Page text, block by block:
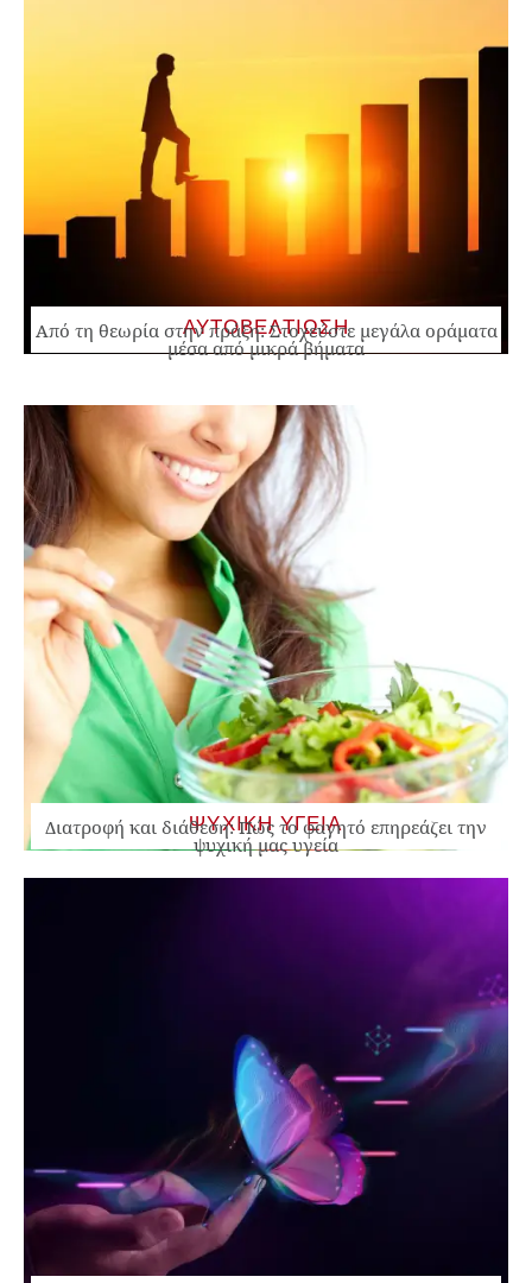
ΑΥΤΟΒΕΛΤΙΩΣΗ
Από τη θεωρία στην πράξη: Στοχεύστε μεγάλα οράματα
μέσα από μικρά βήματα
ΨΥΧΙΚΗ ΥΓΕΙΑ
Διατροφή και διάθεση: Πώς το φαγητό επηρεάζει την
ψυχική μας υγεία